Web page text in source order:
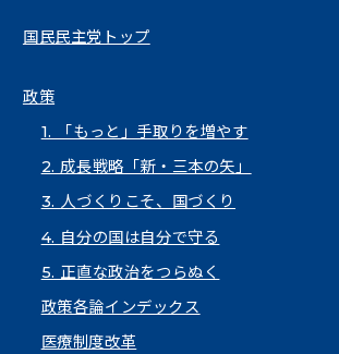
国民民主党トップ
政策
1. 「もっと」手取りを増やす
2. 成長戦略「新・三本の矢」
3. 人づくりこそ、国づくり
4. 自分の国は自分で守る
5. 正直な政治をつらぬく
政策各論インデックス
医療制度改革